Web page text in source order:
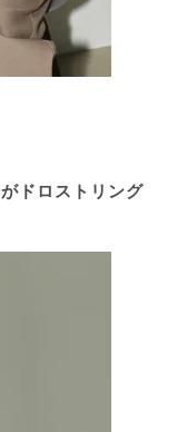
ドロストリング